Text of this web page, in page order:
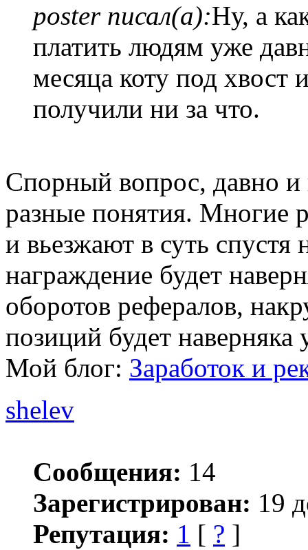
poster писал(а):Ну, а
платить людям уже
месяца коту под
получили ни за что.
Спорный вопрос, давно
разные понятия. Многие
и вьезжают в суть спустя
награждение будет
оборотов рефералов,
позиций будет наверняка
Мой блог: Заработок и
shelev
Сообщения: 14
Зарегистрирован: 19
Репутация: 1 [ ? ]